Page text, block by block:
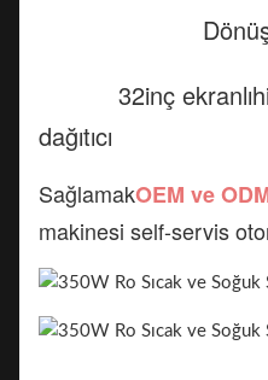
32inç ekranlı
dağıtıcı
SağlamakOEM ve
makinesi self-servis